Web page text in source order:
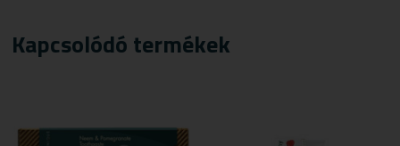
Kapcsolódó termékek